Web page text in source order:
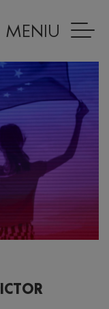
MENIU